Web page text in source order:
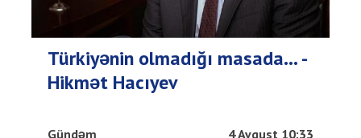
Türkiyənin olmadığı masada… -
Hikmət Hacıyev
Gündəm 4 Avqust 10:33